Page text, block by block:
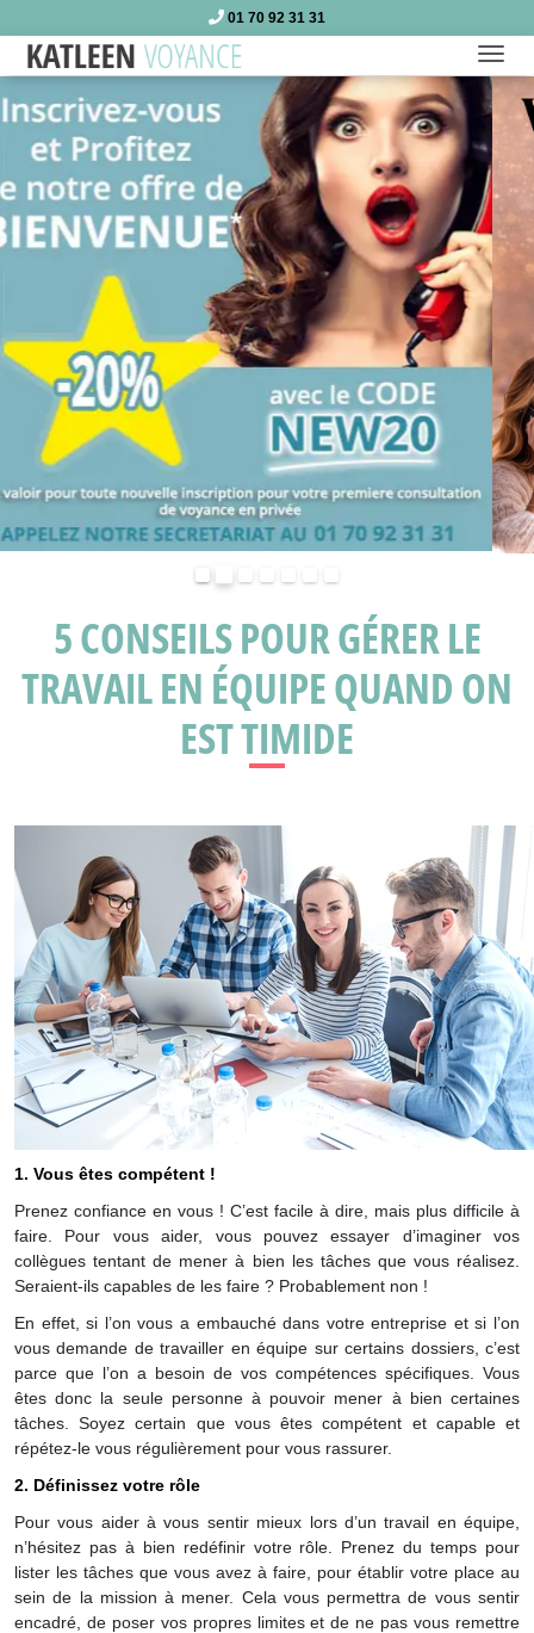
01 70 92 31 31
5 CONSEILS POUR GÉRER LE
TRAVAIL EN ÉQUIPE QUAND ON
EST TIMIDE
1. Vous êtes compétent !
Prenez confiance en vous ! C’est facile à dire, mais plus difficile à
faire. Pour vous aider, vous pouvez essayer d’imaginer vos
collègues tentant de mener à bien les tâches que vous réalisez.
Seraient-ils capables de les faire ? Probablement non !
En effet, si l’on vous a embauché dans votre entreprise et si l’on
vous demande de travailler en équipe sur certains dossiers, c’est
parce que l’on a besoin de vos compétences spécifiques. Vous
êtes donc la seule personne à pouvoir mener à bien certaines
tâches. Soyez certain que vous êtes compétent et capable et
répétez-le vous régulièrement pour vous rassurer.
2. Définissez votre rôle
Pour vous aider à vous sentir mieux lors d’un travail en équipe,
n’hésitez pas à bien redéfinir votre rôle. Prenez du temps pour
lister les tâches que vous avez à faire, pour établir votre place au
sein de la mission à mener. Cela vous permettra de vous sentir
encadré, de poser vos propres limites et de ne pas vous remettre